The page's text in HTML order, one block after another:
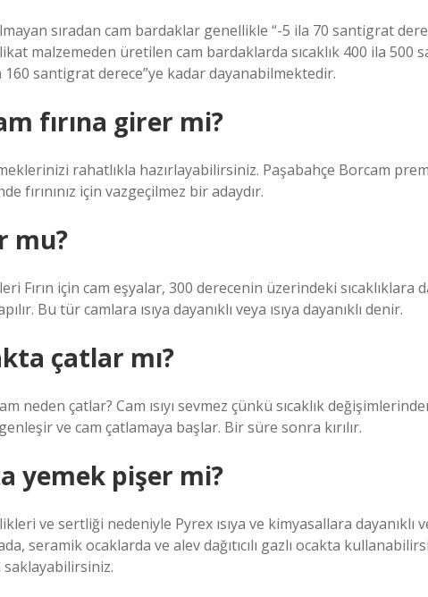
sıradan cam bardaklar genellikle “-5 ila 70 santigrat
malzemeden üretilen cam bardaklarda sıcaklık 400 ila 500
santigrat derece”ye kadar dayanabilmektedir.
fırına girer mi?
rahatlıkla hazırlayabilirsiniz. Paşabahçe Borcam
fırınınız için vazgeçilmez bir adaydır.
mu?
Fırın için cam eşyalar, 300 derecenin üzerindeki sıcaklıklara
Bu tür camlara ısıya dayanıklı veya ısıya dayanıklı denir.
çatlar mı?
neden çatlar? Cam ısıyı sevmez çünkü sıcaklık
genleşir ve cam çatlamaya başlar. Bir süre sonra kırılır.
yemek pişer mi?
ve sertliği nedeniyle Pyrex ısıya ve kimyasallara dayanıklı
seramik ocaklarda ve alev dağıtıcılı gazlı ocakta
saklayabilirsiniz.